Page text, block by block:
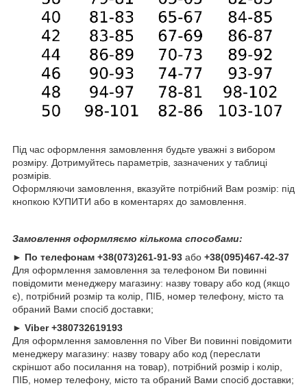
Під час оформлення замовлення будьте уважні з вибором
розміру. Дотримуйтесь параметрів, зазначених у таблиці
розмірів.
Оформляючи замовлення, вказуйте потрібний Вам розмір: під
кнопкою КУПИТИ або в коментарях до замовлення.
Замовлення оформляємо кількома способами:
► По телефонам +38(073)261-91-93 або +38(095)467-42-37
Для оформлення замовлення за телефоном Ви повинні
повідомити менеджеру магазину: назву товару або код (якщо
є), потрібний розмір та колір, ПІБ, номер телефону, місто та
обраний Вами спосіб доставки;
► Viber +380732619193
Для оформлення замовлення по Viber Ви повинні повідомити
менеджеру магазину: назву товару або код (переслати
скріншот або посилання на товар), потрібний розмір і колір,
ПІБ, номер телефону, місто та обраний Вами спосіб доставки;